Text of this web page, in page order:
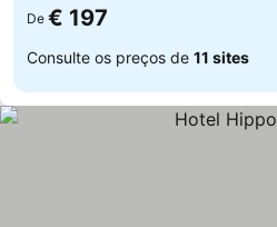
De € 197
Consulte os preços de 11 sites